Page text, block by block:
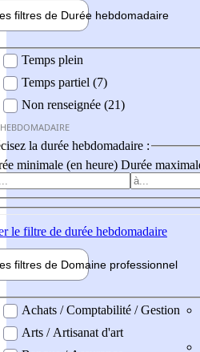
filtres de Durée hebdomadaire
Temps plein
Temps partiel (7)
Non renseignée (21)
la durée hebdomadaire :
minimale (en heure) Durée
le filtre de durée hebdomadaire
filtres de Domaine professionnel
professionel
Achats / Comptabilité / Gestion
Arts / Artisanat d'art